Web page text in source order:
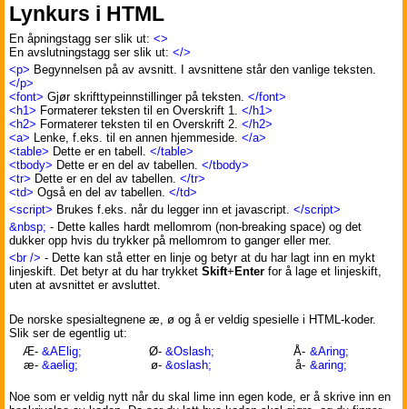
Lynkurs i HTML
En åpningstagg ser slik ut: <>
En avslutningstagg ser slik ut: </>
<p> Begynnelsen på av avsnitt. I avsnittene står den vanlige teksten.
</p>
<font> Gjør skrifttypeinnstillinger på teksten. </font>
<h1> Formaterer teksten til en Overskrift 1. </h1>
<h2> Formaterer teksten til en Overskrift 2. </h2>
<a> Lenke, f.eks. til en annen hjemmeside. </a>
<table> Dette er en tabell. </table>
<tbody> Dette er en del av tabellen. </tbody>
<tr> Dette er en del av tabellen. </tr>
<td> Også en del av tabellen. </td>
<script> Brukes f.eks. når du legger inn et javascript. </script>
&nbsp; - Dette kalles hardt mellomrom (non-breaking space) og det
dukker opp hvis du trykker på mellomrom to ganger eller mer.
<br /> - Dette kan stå etter en linje og betyr at du har lagt inn en mykt
linjeskift. Det betyr at du har trykket Skift+ Enter for å lage et linjeskift,
uten at avsnittet er avsluttet.
De norske spesialtegnene æ, ø og å er veldig spesielle i HTML-koder.
Slik ser de egentlig ut:
Æ- &AElig; Ø- &Oslash; Å- &Aring;
æ- &aelig; ø- &oslash; å- &aring;
Noe som er veldig nytt når du skal lime inn egen kode, er å skrive inn en